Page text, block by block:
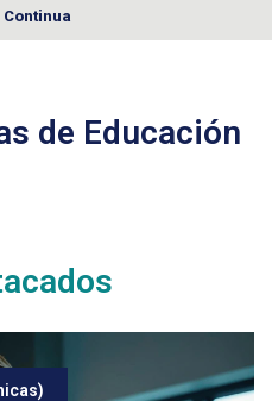
de Educación